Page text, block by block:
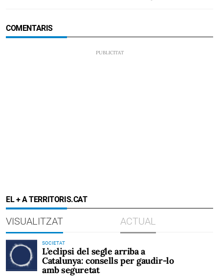
COMENTARIS
EL + A TERRITORIS.CAT
VISUALITZAT ACTUAL
SOCIETAT
L’eclipsi del segle arriba a
Catalunya: consells per gaudir-lo
amb seguretat